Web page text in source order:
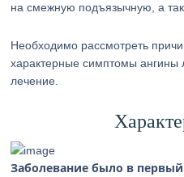
на смежную подъязычную, а
Необходимо рассмотреть
характерные симптомы
лечение.
Заболевание было в